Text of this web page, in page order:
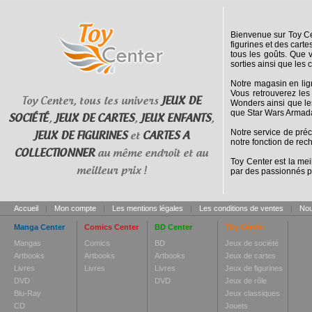
Toy Center, tous les univers JEUX DE
SOCIÉTÉ, JEUX DE CARTES, JEUX ENFANTS,
JEUX DE FIGURINESet CARTES A
COLLECTIONNERau même endroit et au
meilleur prix !
Bienvenue sur Toy
figurines et des
tous les goûts. Que
sorties ainsi que les
Notre magasin en
Vous retrouverez
Wonders ainsi que
que Star Wars
Notre service de
notre fonction de
Toy Center est la
par des passionnés
Accueil | Mon compte | Les mentions légales | Les conditions de ventes |
Manga Center
Mangas
Artbooks
Livres
DVD
Blu-Ray
CD
Comics Center
Comics
Artbooks
Livres
BD Center
BD
Artbooks
Livres
DVD
Toy Center
Jeux de société
Jeux de cartes
Jeux de figurines
Jeux de rôle
Jeux classiques
Jouets